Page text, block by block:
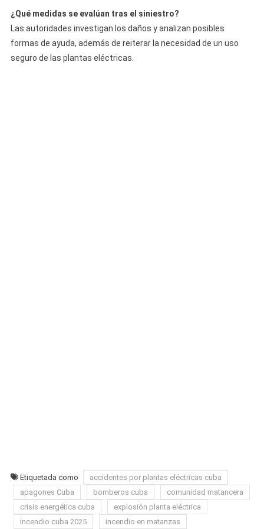
¿Qué medidas se evalúan tras el siniestro?
Las autoridades investigan los daños y analizan posibles
formas de ayuda, además de reiterar la necesidad de un uso
seguro de las plantas eléctricas.
Etiquetada como
accidentes por plantas eléctricas cuba
apagones Cuba
bomberos cuba
comunidad matancera
crisis energética cuba
explosión planta eléctrica
incendio cuba 2025
incendio en matanzas